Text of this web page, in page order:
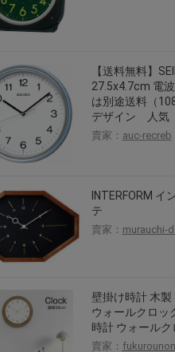
使用規則：
使用期限至發放後第30日之晚
不可用於購買商品為「門票
品、日本寄日本之訂單。
Dollar之委託單，如因價格不
用期限不會延長。
有所有變更、修改或提前終止之
【送料無料】
27.5x4.7cm 電
は別途送料（
デザイン 人
賣家： auc-recreb
INTERFORM
テ
賣家： murauchi-
壁掛け時計 木
ウォールクロッ
時計 ウォールク
賣家：